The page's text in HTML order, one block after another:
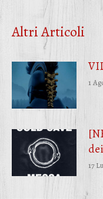
Altri Articoli
1
17